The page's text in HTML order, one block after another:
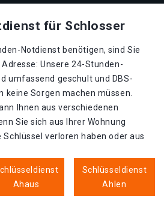
für Schlosser
Notdienst benötigen, sind Sie
Unsere 24-Stunden-
umfassend geschult und DBS-
keine Sorgen machen müssen.
Ihnen aus verschiedenen
Sie sich aus Ihrer Wohnung
verloren haben oder aus
Ahaus
Schlüsseldienst
Ahlen